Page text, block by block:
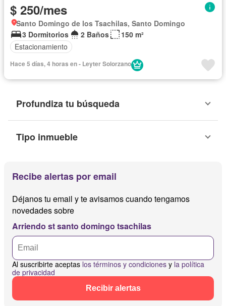
$ 250/mes
Santo Domingo de los Tsachilas, Santo Domingo
3 Dormitorios
2 Baños
150 m²
Estacionamiento
Hace 5 días, 4 horas en - Leyter Solorzano
Profundiza tu búsqueda
Tipo inmueble
Recibe alertas por email
Déjanos tu email y te avisamos cuando tengamos
novedades sobre
Arriendo st santo domingo tsachilas
Al suscribirte aceptas los términos y condiciones y la política
de privacidad
Recibir alertas